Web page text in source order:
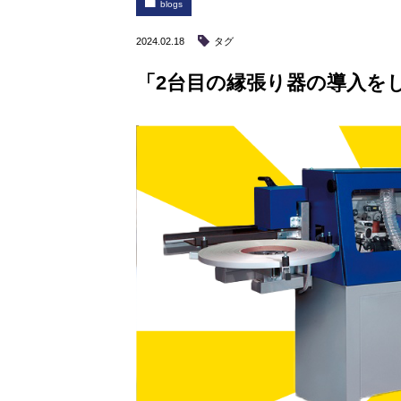
blogs
2024.02.18 タグ
「2台目の縁張り器の導入を